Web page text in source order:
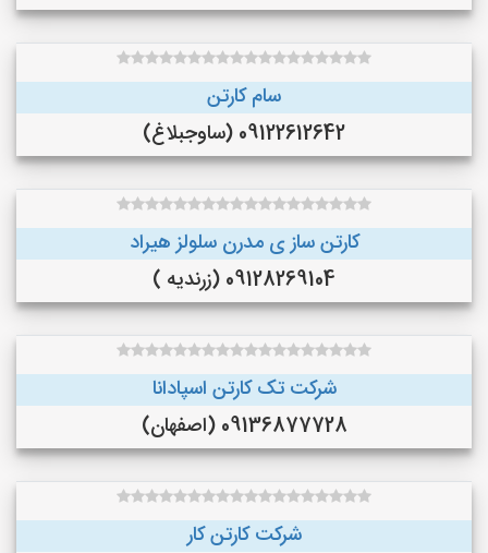
سام کارتن
09122612642 (ساوجبلاغ)
کارتن ساز ی مدرن سلولز هیراد
09128269104 (زرندیه )
شرکت تک کارتن اسپادانا
09136877728 (اصفهان)
شرکت کارتن کار